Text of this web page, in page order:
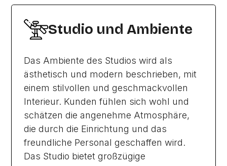
Studio und Ambiente
Das Ambiente des Studios wird als
ästhetisch und modern beschrieben, mit
einem stilvollen und geschmackvollen
Interieur. Kunden fühlen sich wohl und
schätzen die angenehme Atmosphäre,
die durch die Einrichtung und das
freundliche Personal geschaffen wird.
Das Studio bietet großzügige